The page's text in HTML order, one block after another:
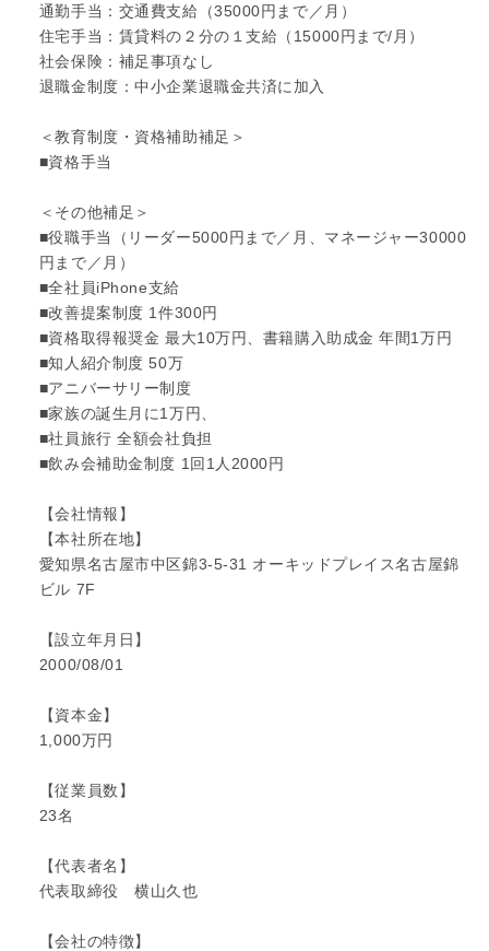
通勤手当：交通費支給（35000円まで／月）
住宅手当：賃貸料の２分の１支給（15000円まで/月）
社会保険：補足事項なし
退職金制度：中小企業退職金共済に加入
＜教育制度・資格補助補足＞
■資格手当
＜その他補足＞
■役職手当（リーダー5000円まで／月、マネージャー30000
円まで／月）
■全社員iPhone支給
■改善提案制度 1件300円
■資格取得報奨金 最大10万円、書籍購入助成金 年間1万円
■知人紹介制度 50万
■アニバーサリー制度
■家族の誕生月に1万円、
■社員旅行 全額会社負担
■飲み会補助金制度 1回1人2000円
【会社情報】
【本社所在地】
愛知県名古屋市中区錦3-5-31 オーキッドプレイス名古屋錦
ビル 7F
【設立年月日】
2000/08/01
【資本金】
1,000万円
【従業員数】
23名
【代表者名】
代表取締役 横山久也
【会社の特徴】